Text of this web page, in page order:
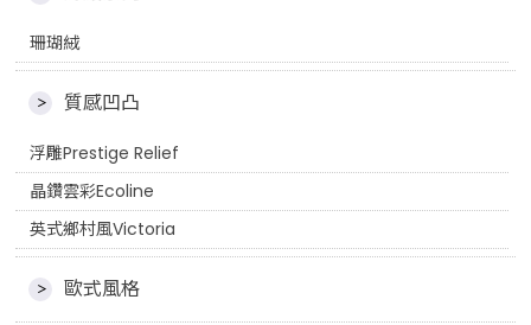
珊瑚絨
質感凹凸
浮雕Prestige Relief
晶鑽雲彩Ecoline
英式鄉村風Victoria
歐式風格